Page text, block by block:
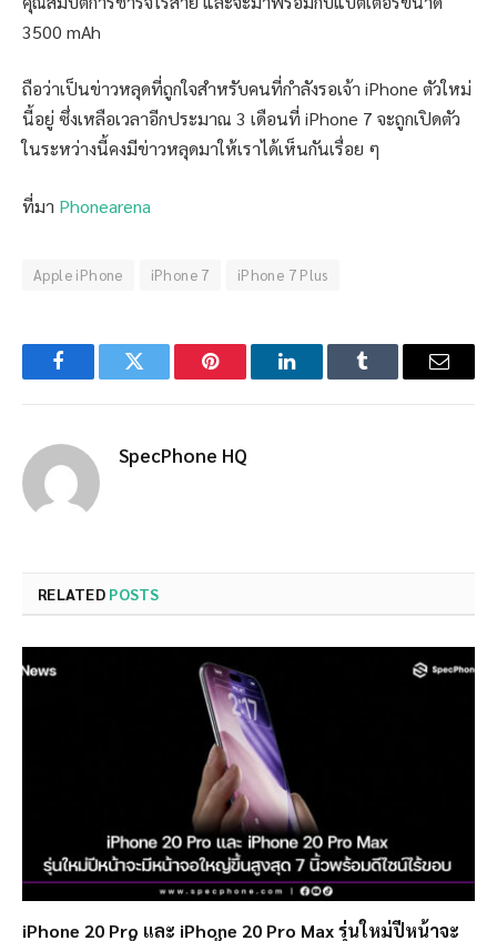
3500 mAh
ถือว่าเป็นข่าวหลุดที่ถูกใจสำหรับคนที่กำลังรอเจ้า iPhone ตัวใหม่
นี้อยู่ ซึ่งเหลือเวลาอีกประมาณ 3 เดือนที่ iPhone 7 จะถูกเปิดตัว
ในระหว่างนี้คงมีข่าวหลุดมาให้เราได้เห็นกันเรื่อย ๆ
ที่มา Phonearena
Apple iPhone iPhone 7 iPhone 7 Plus
FacebookTwitter Pinterest LinkedInTumblr Email
SpecPhone HQ
RELATED POSTS
iPhone 20 Pro และ iPhone 20 Pro Max รุ่นใหม่ปีหน้าจะ